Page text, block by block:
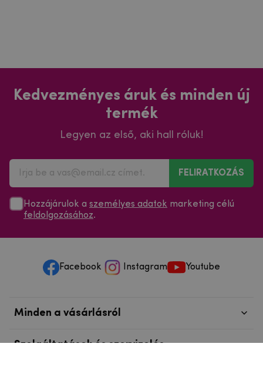
Kedvezményes áruk és minden új
termék
Legyen az első, aki hall róluk!
FELIRATKOZÁS
Hozzájárulok a személyes adatok marketing célú
feldolgozásához.
Facebook Instagram Youtube
Minden a vásárlásról
Szolgáltatások és szervizelés